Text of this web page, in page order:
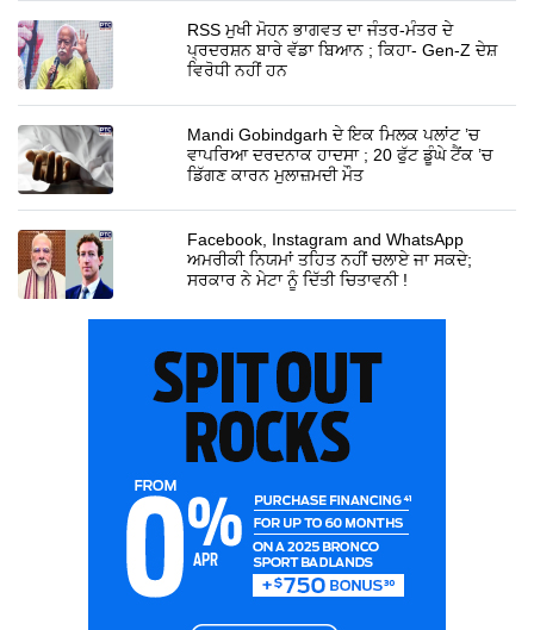
RSS ਮੁਖੀ ਮੋਹਨ ਭਾਗਵਤ ਦਾ ਜੰਤਰ-ਮੰਤਰ ਦੇ
ਪ੍ਰਦਰਸ਼ਨ ਬਾਰੇ ਵੱਡਾ ਬਿਆਨ ; ਕਿਹਾ- Gen-Z ਦੇਸ਼
ਵਿਰੋਧੀ ਨਹੀਂ ਹਨ
Mandi Gobindgarh ਦੇ ਇਕ ਮਿਲਕ ਪਲਾਂਟ ’ਚ
ਵਾਪਰਿਆ ਦਰਦਨਾਕ ਹਾਦਸਾ ; 20 ਫੁੱਟ ਡੂੰਘੇ ਟੈਂਕ ’ਚ
ਡਿੱਗਣ ਕਾਰਨ ਮੁਲਾਜ਼ਮਦੀ ਮੌਤ
Facebook, Instagram and WhatsApp
ਅਮਰੀਕੀ ਨਿਯਮਾਂ ਤਹਿਤ ਨਹੀਂ ਚਲਾਏ ਜਾ ਸਕਦੇ;
ਸਰਕਾਰ ਨੇ ਮੇਟਾ ਨੂੰ ਦਿੱਤੀ ਚਿਤਾਵਨੀ !